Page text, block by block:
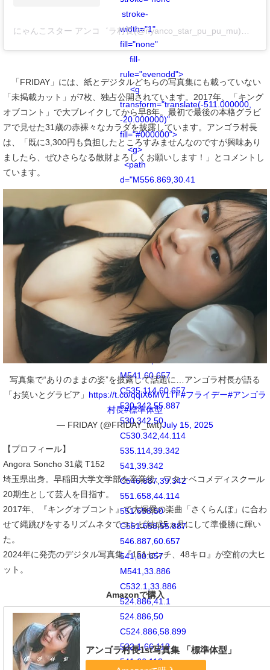
stroke-
width="1"
fill="none"
fill-
rule="evenodd">
<g
transform="translate(-511.000000,
-20.000000)"
fill="#000000">
<g>
<path
d="M556.869,30.41
C554.814,30.41
553.148,32.076
553.148,34.131
C553.148,36.186
554.814,37.852
556.869,37.852
C558.924,37.852
560.59,36.186
560.59,34.131
C560.59,32.076
558.924,30.41
556.869,30.41
M541,60.657
C535.114,60.657
530.342,55.887
530.342,50
C530.342,44.114
535.114,39.342
541,39.342
C546.887,39.342
551.658,44.114
551.658,50
C551.658,55.887
546.887,60.657
541,60.657
M541,33.886
C532.1,33.886
524.886,41.1
524.886,50
C524.886,58.899
532.1,66.113
541,66.113
「FRIDAY」には、紙とデジタルどちらの写真集にも載っていない
「未掲載カット」が7枚、独占公開されています。2017年、「キング
オブコント」で大ブレイクしてから早8年。最初で最後の本格グラビ
アで見せた31歳の赤裸々なカラダを披露しています。アンゴラ村長
は、「既に3,300円も負担したところすみませんなのですが興味あり
ましたら、ぜひさらなる散財よろしくお願いします！」とコメントし
ています。
写真集で“ありのままの姿”を披露して話題に…アンゴラ村長が語る
「お笑いとグラビア」 https://t.co/qqiX6MV1TF#フライデー#アンゴラ
村長#標準体型
— FRIDAY (@FRIDAY_twit)July 15, 2025
【プロフィール】
Angora Soncho 31歳 T152
埼玉県出身。早稲田大学文学部を卒業後、ワタナベコメディスクール
20期生として芸人を目指す。
2017年、『キングオブコント』で大塚愛の楽曲「さくらんぼ」に合わ
せて縄跳びをするリズムネタでコンビ結成5ヵ月にして準優勝に輝い
た。
2024年に発売のデジタル写真集『151センチ、48キロ』が空前の大ヒ
ット。
Amazonで購入
アンゴラ村長1st写真集 「標準体型」